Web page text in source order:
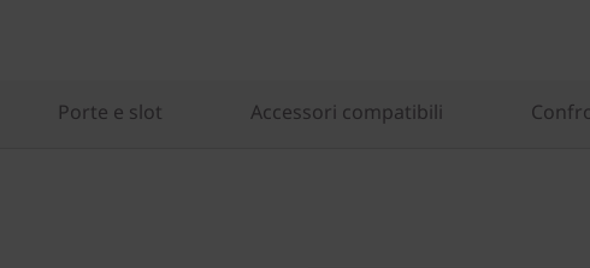
Porte e slot Accessori compatibili